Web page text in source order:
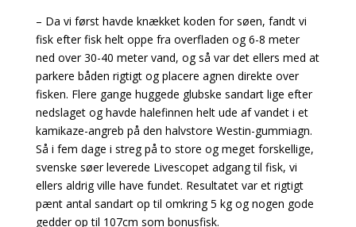
– Da vi først havde knækket koden for søen, fandt vi
fisk efter fisk helt oppe fra overfladen og 6-8 meter
ned over 30-40 meter vand, og så var det ellers med at
parkere båden rigtigt og placere agnen direkte over
fisken. Flere gange huggede glubske sandart lige efter
nedslaget og havde halefinnen helt ude af vandet i et
kamikaze-angreb på den halvstore Westin-gummiagn.
Så i fem dage i streg på to store og meget forskellige,
svenske søer leverede Livescopet adgang til fisk, vi
ellers aldrig ville have fundet. Resultatet var et rigtigt
pænt antal sandart op til omkring 5 kg og nogen gode
gedder op til 107cm som bonusfisk.